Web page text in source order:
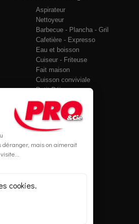
Aspirateur
Nettoyeur
Barbecue - Plancha - Gril
Cafetière - Expresso
Eau et boisson
Cuiseur - Friteuse
Fait maison
Cuisson conviviale
Petit Déjeuner
Robots de cuisine
Culinaire
Soin du linge
Accessoires